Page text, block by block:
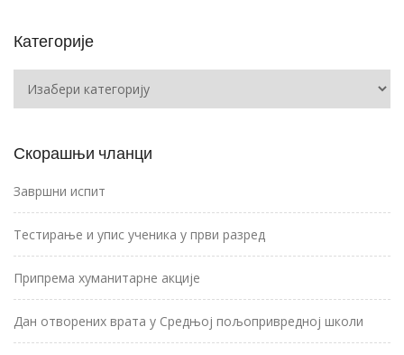
Категорије
Скорашњи чланци
Завршни испит
Тестирање и упис ученика у први разред
Припрема хуманитарне акције
Дан отворених врата у Средњој пољопривредној школи